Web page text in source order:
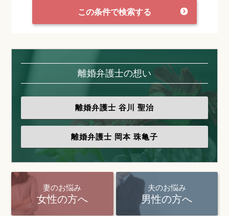
この条件で検索する
離婚弁護士の想い
離婚弁護士 谷川 聖治
離婚弁護士 岡本 珠亀子
妻のお悩み
女性の方へ
夫のお悩み
男性の方へ